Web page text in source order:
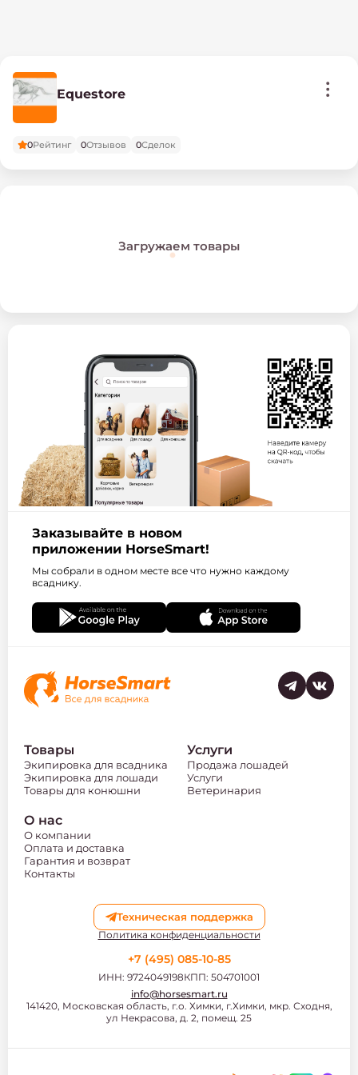
Equestore
0Рейтинг 0Отзывов 0Сделок
Загружаем товары
Заказывайте в новом
приложении HorseSmart!
Мы собрали в одном месте все что нужно каждому
всаднику.
Товары
Экипировка для всадника
Экипировка для лошади
Товары для конюшни
Услуги
Продажа лошадей
Услуги
Ветеринария
О нас
О компании
Оплата и доставка
Гарантия и возврат
Контакты
Техническая поддержка
Политика конфиденциальности
141420, Московская область, г.о. Химки, г.Химки, мкр. Сходня,
ул Некрасова, д. 2, помещ. 25
+7 (495) 085-10-85
ИНН: 9724049198КПП: 504701001
info@horsesmart.ru